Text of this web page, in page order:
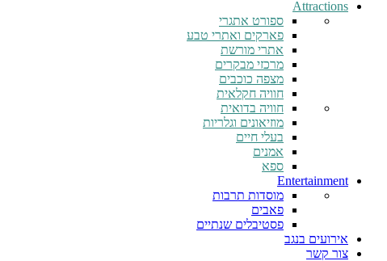
Attractions
ספורט אתגרי
פארקים ואתרי טבע
אתרי מורשת
מרכזי מבקרים
מצפה כוכבים
חוויה חקלאית
חוויה בדואית
מוזיאונים וגלריות
בעלי חיים
אמנים
ספא
Entertainment
מוסדות תרבות
פאבים
פסטיבלים שנתיים
אירועים בנגב
צור קשר